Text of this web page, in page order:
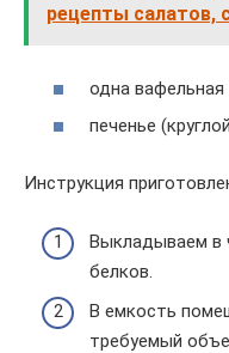
рецепты салатов,
одна вафельная
печенье
Инструкция
Выкладываем в
белков.
В емкость
требуемый